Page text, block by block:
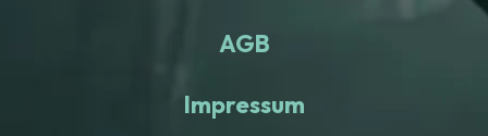
AGB
Impressum